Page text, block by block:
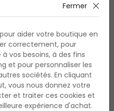
Fermer
aider votre boutique en
correctement, pour
vos besoins, à des fins
et pour personnaliser les
sociétés. En cliquant
vous nous donnez votre
et traiter ces cookies et
expérience d'achat.